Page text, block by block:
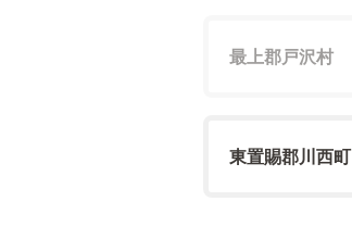
最上郡戸沢村
東置賜郡川西町